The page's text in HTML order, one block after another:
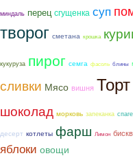
миндаль перец сгущенка суп
творог сметана крошка
кукуруза пирог семга фасоль блины
сливки Мясо вишня Торт
шоколад морковь запеканка
десерт котлеты фарш Лимон
яблоки овощи